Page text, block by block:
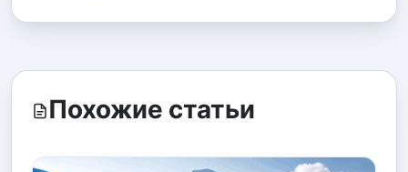
Похожие статьи